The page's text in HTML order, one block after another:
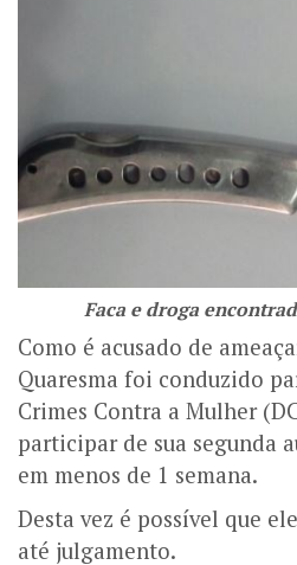
Faca e droga
Como é acusado de
Quaresma foi conduzido
Crimes Contra a Mulher
participar de sua segunda
em menos de 1 semana.
Desta vez é possível que
até julgamento.